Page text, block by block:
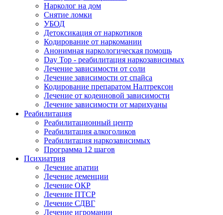
Нарколог на дом
Снятие ломки
УБОД
Детоксикация от наркотиков
Кодирование от наркомании
Анонимная наркологическая помощь
Day Top - реабилитация наркозависимых
Лечение зависимости от соли
Лечение зависимости от спайса
Кодирование препаратом Налтрексон
Лечение от кодеиновой зависимости
Лечение зависимости от марихуаны
Реабилитация
Реабилитационный центр
Реабилитация алкоголиков
Реабилитация наркозависимых
Программа 12 шагов
Психиатрия
Лечение апатии
Лечение деменции
Лечение ОКР
Лечение ПТСР
Лечение СДВГ
Лечение игромании